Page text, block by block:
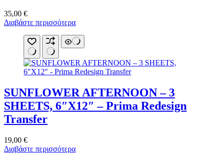
35,00 €
Διαβάστε περισσότερα
SUNFLOWER AFTERNOON – 3
SHEETS, 6″X12″ – Prima Redesign
Transfer
19,00 €
Διαβάστε περισσότερα